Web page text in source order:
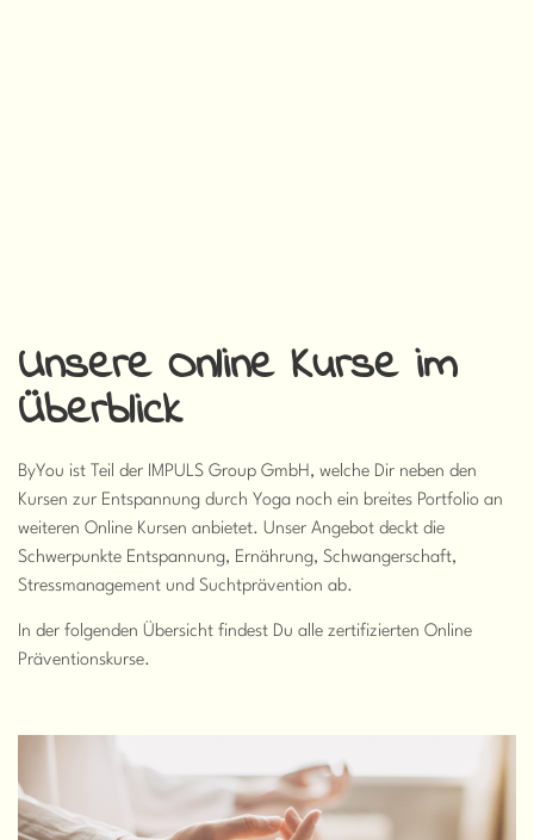
Unsere Online Kurse im
Überblick
ByYou ist Teil der IMPULS Group GmbH, welche Dir neben den
Kursen zur Entspannung durch Yoga noch ein breites Portfolio an
weiteren Online Kursen anbietet. Unser Angebot deckt die
Schwerpunkte Entspannung, Ernährung, Schwangerschaft,
Stressmanagement und Suchtprävention ab.
In der folgenden Übersicht findest Du alle zertifizierten Online
Präventionskurse.